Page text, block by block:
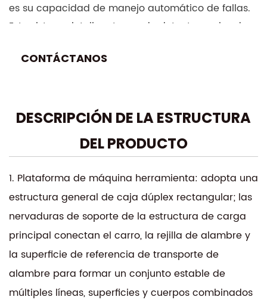
es su capacidad de manejo automático de fallas.
Este sistema inteligente puede detectar y abordar
de inactividad y garantizando un funcionamiento
confiabilidad son primordiales.
operación fáciles de usar, lo que permite ejecutar
La capacidad de corte a velocidad media logra
un equilibrio entre velocidad y precisión, lo que la
hace adecuada para una amplia gama de
materiales y aplicaciones.
Construido con componentes de alta calidad, el
DK7780 promete durabilidad y confiabilidad a
largo plazo. Su avanzado sistema de refrigeración
CONTÁCTANOS
DESCRIPCIÓN DE LA ESTRUCTURA
DEL PRODUCTO
1. Plataforma de máquina herramienta: adopta una
estructura general de caja dúplex rectangular; las
nervaduras de soporte de la estructura de carga
principal conectan el carro, la rejilla de alambre y
la superficie de referencia de transporte de
alambre para formar un conjunto estable de
múltiples líneas, superficies y cuerpos combinados